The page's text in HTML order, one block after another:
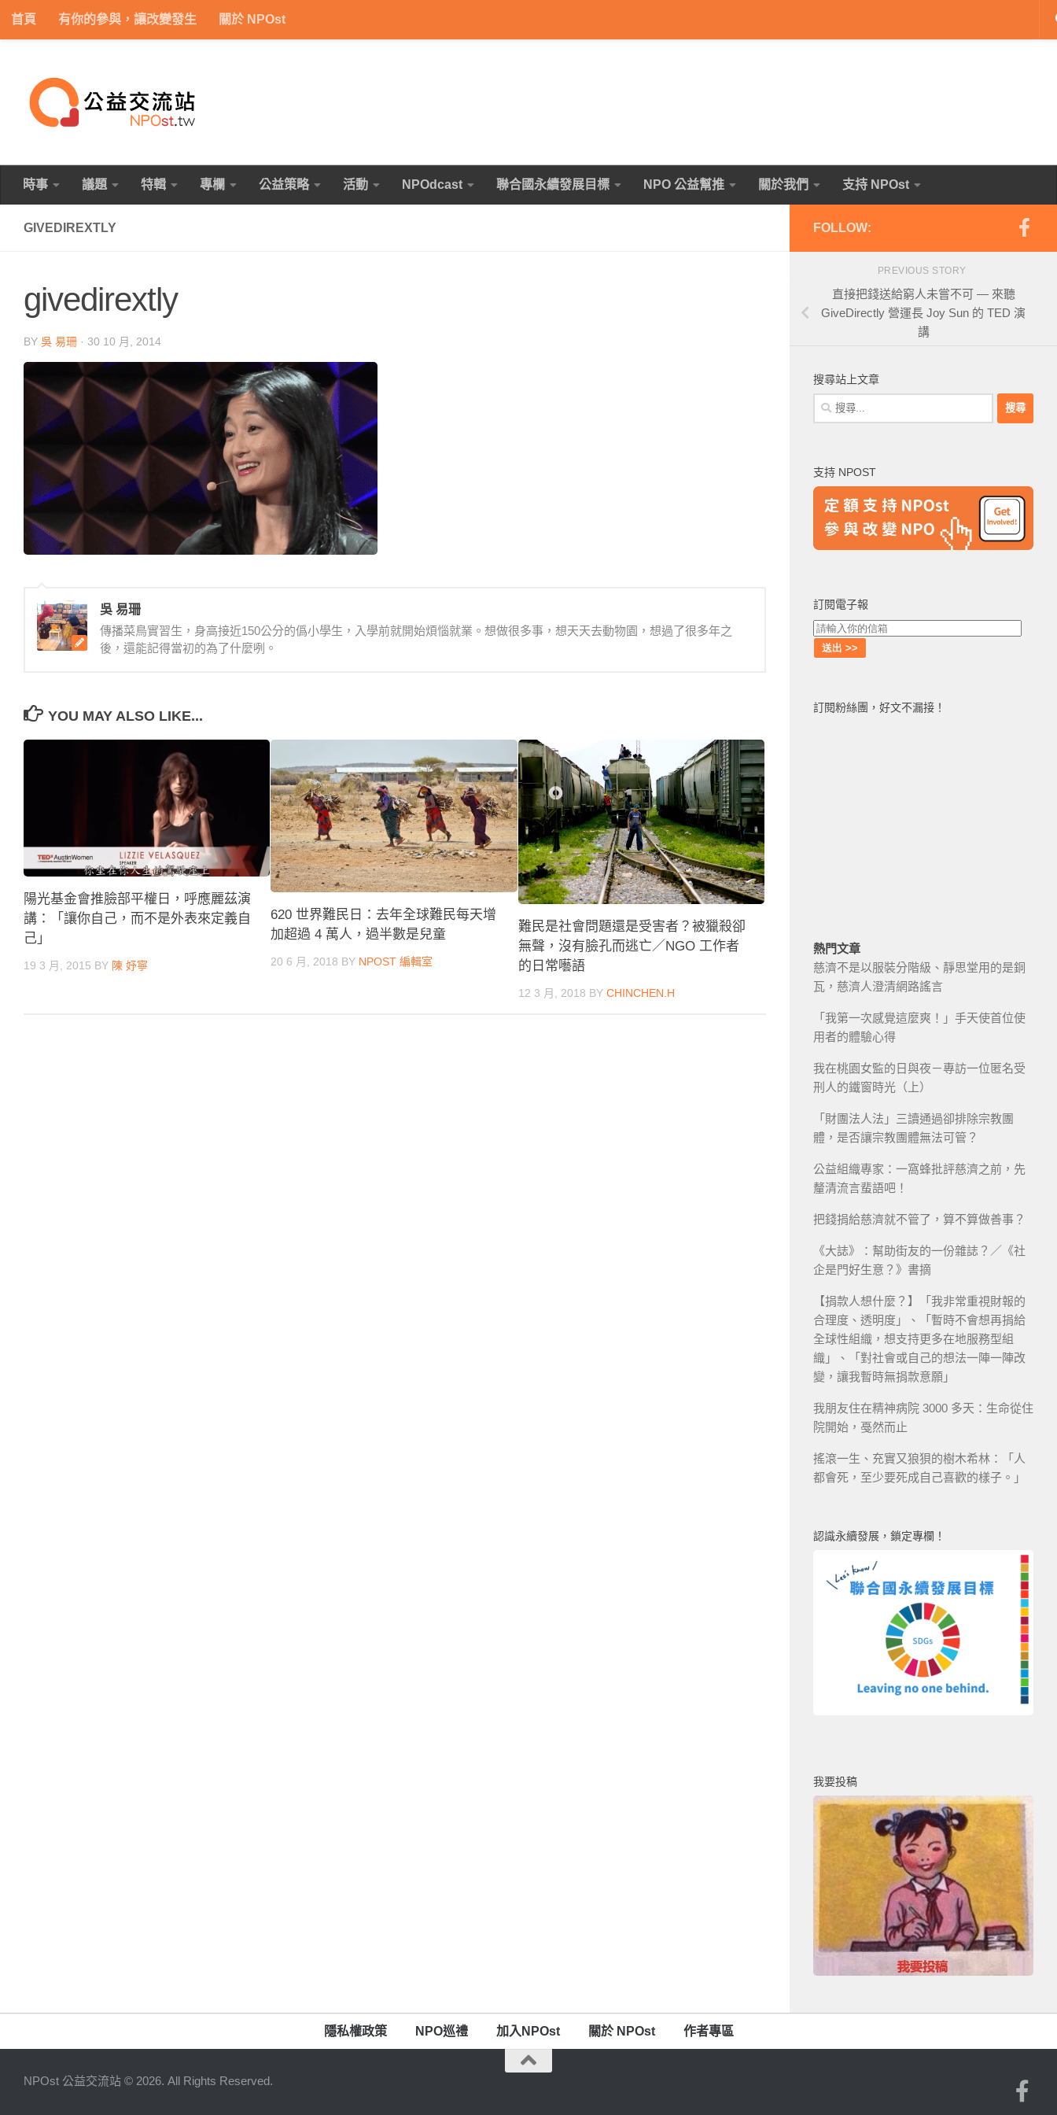
Skip to content
首頁 有你的參與，讓改變發生 關於 NPOst
時事 議題 特輯 專欄 公益策略 活動 NPOdcast 聯合國永續發展目標 NPO 公益幫推 關於我們 支持 NPOst
GIVEDIREXTLY
givedirextly
BY 吳 易珊 · 30 10 月, 2014
吳 易珊
傳播菜鳥實習生，身高接近150公分的僞小學生，入學前就開始煩惱就業。想做很多事，想天天去動物園，想過了很多年之
後，還能記得當初的為了什麼咧。
YOU MAY ALSO LIKE...
陽光基金會推臉部平權日，呼應麗茲演
講：「讓你自己，而不是外表來定義自
己」
19 3 月, 2015 BY 陳 妤寧
620 世界難民日：去年全球難民每天增
加超過 4 萬人，過半數是兒童
20 6 月, 2018 BY NPOST 編輯室
難民是社會問題還是受害者？被獵殺卻
無聲，沒有臉孔而逃亡／NGO 工作者
的日常囈語
12 3 月, 2018 BY CHINCHEN.H
FOLLOW:
PREVIOUS STORY
直接把錢送給窮人未嘗不可 — 來聽
GiveDirectly 營運長 Joy Sun 的 TED 演
講
搜尋站上文章
搜
尋
字:
支持 NPOST
訂閱電子報
訂閱粉絲團，好文不漏接！
熱門文章
慈濟不是以服裝分階級、靜思堂用的是銅
瓦，慈濟人澄清網路謠言
「我第一次感覺這麼爽！」手天使首位使
用者的體驗心得
我在桃園女監的日與夜－專訪一位匿名受
刑人的鐵窗時光（上）
「財團法人法」三讀通過卻排除宗教團
體，是否讓宗教團體無法可管？
公益組織專家：一窩蜂批評慈濟之前，先
釐清流言蜚語吧！
把錢捐給慈濟就不管了，算不算做善事？
《大誌》：幫助街友的一份雜誌？／《社
企是門好生意？》書摘
【捐款人想什麼？】「我非常重視財報的
合理度、透明度」、「暫時不會想再捐給
全球性組織，想支持更多在地服務型組
織」、「對社會或自己的想法一陣一陣改
變，讓我暫時無捐款意願」
我朋友住在精神病院 3000 多天：生命從住
院開始，戞然而止
搖滾一生、充實又狼狽的樹木希林：「人
都會死，至少要死成自己喜歡的樣子。」
認識永續發展，鎖定專欄！
我要投稿
隱私權政策 NPO巡禮 加入NPOst 關於 NPOst 作者專區
NPOst 公益交流站 © 2026. All Rights Reserved.